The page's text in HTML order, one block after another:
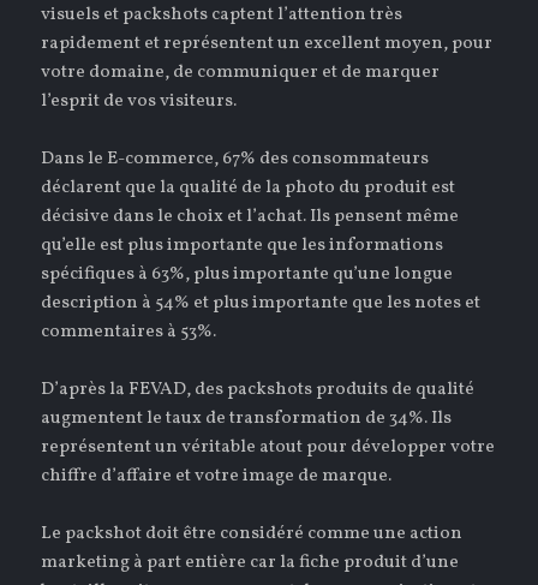
visuels et packshots captent l’attention très
rapidement et représentent un excellent moyen, pour
votre domaine, de communiquer et de marquer
l’esprit de vos visiteurs.
Dans le E-commerce, 67% des consommateurs
déclarent que la qualité de la photo du produit est
décisive dans le choix et l’achat. Ils pensent même
qu’elle est plus importante que les informations
spécifiques à 63%, plus importante qu’une longue
description à 54% et plus importante que les notes et
commentaires à 53%.
D’après la FEVAD, des packshots produits de qualité
augmentent le taux de transformation de 34%. Ils
représentent un véritable atout pour développer votre
chiffre d’affaire et votre image de marque.
Le packshot doit être considéré comme une action
marketing à part entière car la fiche produit d’une